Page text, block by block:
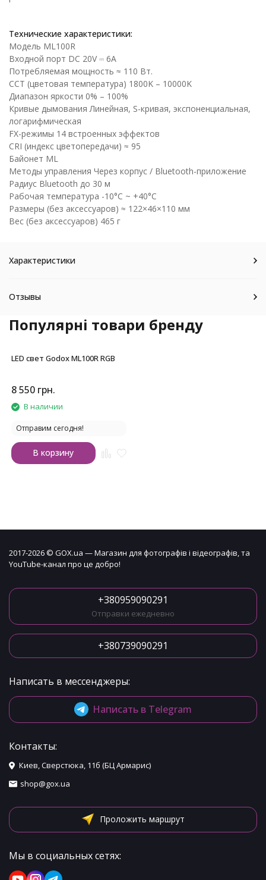
Технические характеристики:
Модель ML100R
Входной порт DC 20V ⎓ 6A
Потребляемая мощность ≈ 110 Вт.
CCT (цветовая температура) 1800K – 10000K
Диапазон яркости 0% – 100%
Кривые дымования Линейная, S-кривая, экспоненциальная,
логарифмическая
FX-режимы 14 встроенных эффектов
CRI (индекс цветопередачи) ≈ 95
Байонет ML
Методы управления Через корпус / Bluetooth-приложение
Радиус Bluetooth до 30 м
Рабочая температура -10°C ~ +40°C
Размеры (без аксессуаров) ≈ 122×46×110 мм
Вес (без аксессуаров) 465 г
Характеристики
Отзывы
Популярні товари бренду
LED свет Godox ML100R RGB
8 550 грн.
В наличии
Отправим сегодня!
В корзину
2017-2026 © GOX.ua — Магазин для фотографів і відеографів, та
YouTube-канал про це добро!
+380959090291
Отправки ежедневно
+380739090291
Написать в мессенджеры:
Написать в Telegram
Контакты:
Киев, Сверстюка, 11б (БЦ Армарис)
shop@gox.ua
Проложить маршрут
Мы в социальных сетях: